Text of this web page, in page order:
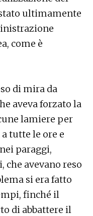
ultimamente
come è
di mira da
aveva forzato la
lamiere per
tutte le ore e
paraggi,
avevano reso
si era fatto
finché il
di abbattere il